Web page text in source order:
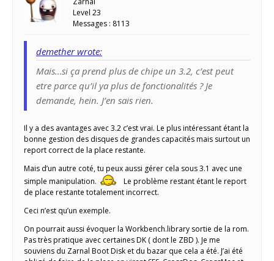
Level 23
Messages : 8113
demether wrote:
Mais…si ça prend plus de chipe un 3.2, c’est peut
etre parce qu’il ya plus de fonctionalités ? Je
demande, hein. J’en sais rien.
Il y a des avantages avec 3.2 c’est vrai. Le plus intéressant étant la
bonne gestion des disques de grandes capacités mais surtout un
report correct de la place restante.
Mais d’un autre coté, tu peux aussi gérer cela sous 3.1 avec une
simple manipulation.
Le problème restant étant le report
de place restante totalement incorrect.
Ceci n’est qu’un exemple.
On pourrait aussi évoquer la Workbench.library sortie de la rom.
Pas très pratique avec certaines DK ( dont le ZBD ). Je me
souviens du Zarnal Boot Disk et du bazar que cela a été. J’ai été